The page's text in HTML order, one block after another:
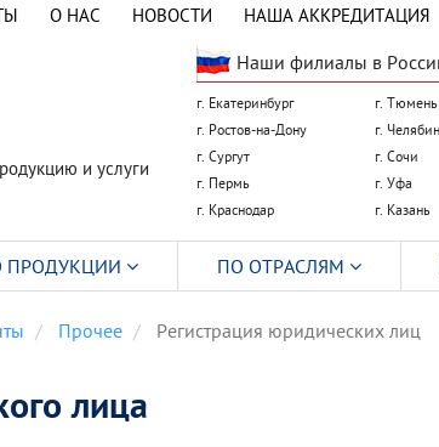
О НАС НОВОСТИ НАША АККРЕДИТАЦИЯ
и услуги
Наши филиалы в
г. Екатеринбург
г. Тюмень
г. Ростов-на-Дону
г.
г. Сургут
г. Сочи
г. Пермь
г. Уфа
г. Краснодар
г. Казань
Прочее Регистрация юридических лиц
лица
ПРОДУКЦИИ ПО ОТРАСЛЯМ